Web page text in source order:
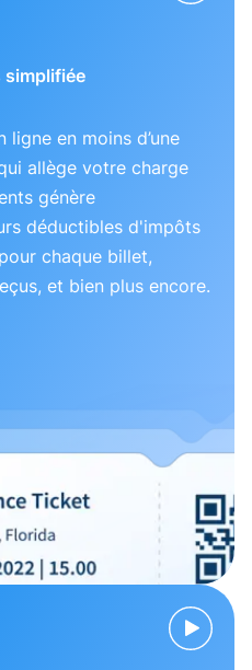
simplifiée
ligne en moins d’une
allège votre charge
génère
déductibles d'impôts
chaque billet,
et bien plus encore.